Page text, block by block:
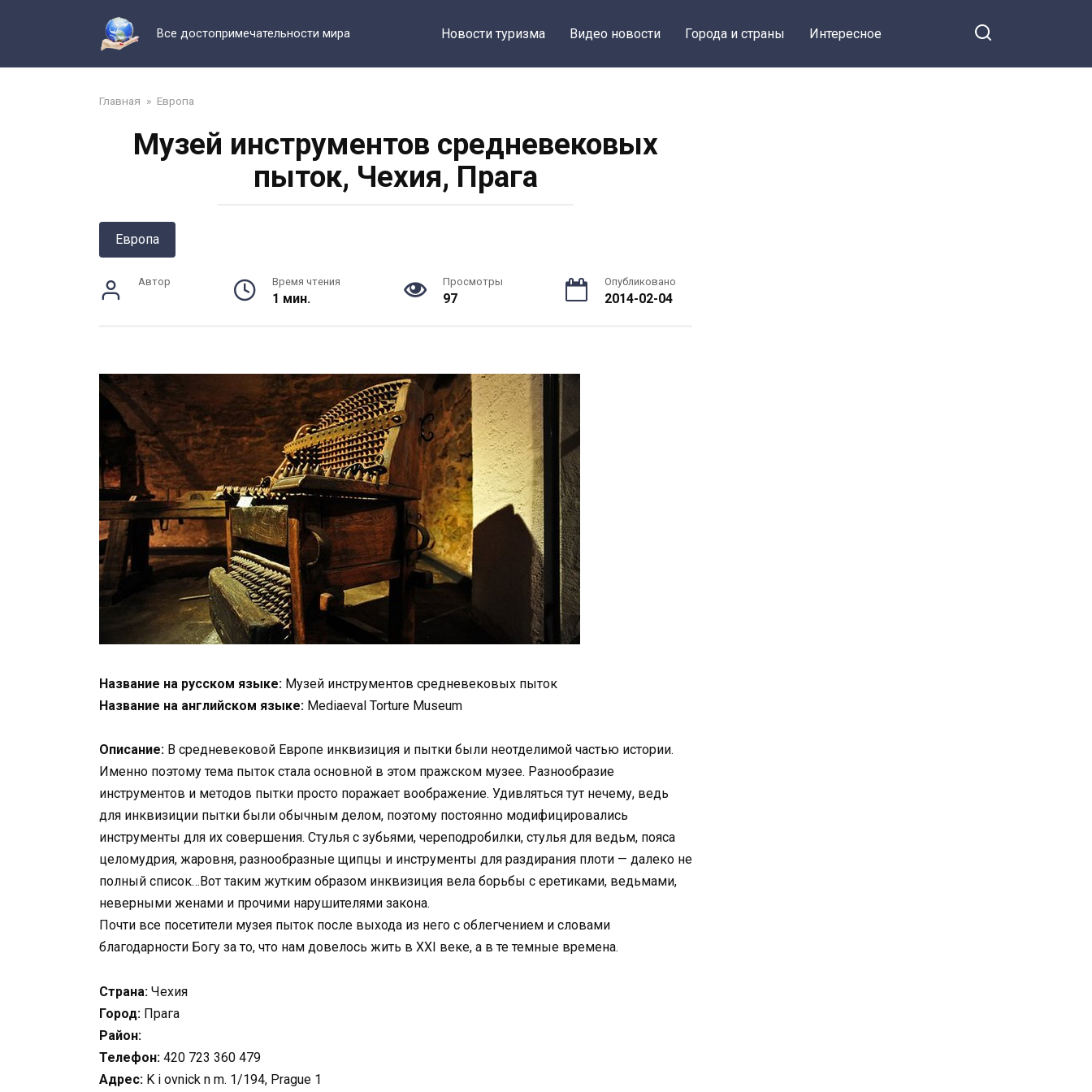
Все достопримечательности мира Новости туризма Видео новости Города и страны Интересное
Главная » Европа
Музей инструментов средневековых
пыток, Чехия, Прага
Европа
Автор Время чтения
1 мин.
Просмотры
97
Опубликовано
2014-02-04
Название на русском языке: Музей инструментов средневековых пыток
Название на английском языке: Mediaeval Torture Museum
Описание: В средневековой Европе инквизиция и пытки были неотделимой частью истории.
Именно поэтому тема пыток стала основной в этом пражском музее. Разнообразие
инструментов и методов пытки просто поражает воображение. Удивляться тут нечему, ведь
для инквизиции пытки были обычным делом, поэтому постоянно модифицировались
инструменты для их совершения. Стулья с зубьями, череподробилки, стулья для ведьм, пояса
целомудрия, жаровня, разнообразные щипцы и инструменты для раздирания плоти — далеко не
полный список…Вот таким жутким образом инквизиция вела борьбы с еретиками, ведьмами,
неверными женами и прочими нарушителями закона.
Почти все посетители музея пыток после выхода из него с облегчением и словами
благодарности Богу за то, что нам довелось жить в XXI веке, а в те темные времена.
Страна: Чехия
Город: Прага
Район:
Телефон: 420 723 360 479
Адрес: K i ovnick n m. 1/194, Prague 1